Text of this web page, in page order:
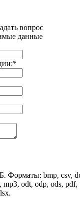
вопрос
данные
*
Форматы: bmp, csv,
mp3, odt, odp, ods,